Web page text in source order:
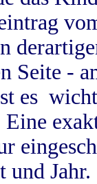
Seite -
es
und Jahr.